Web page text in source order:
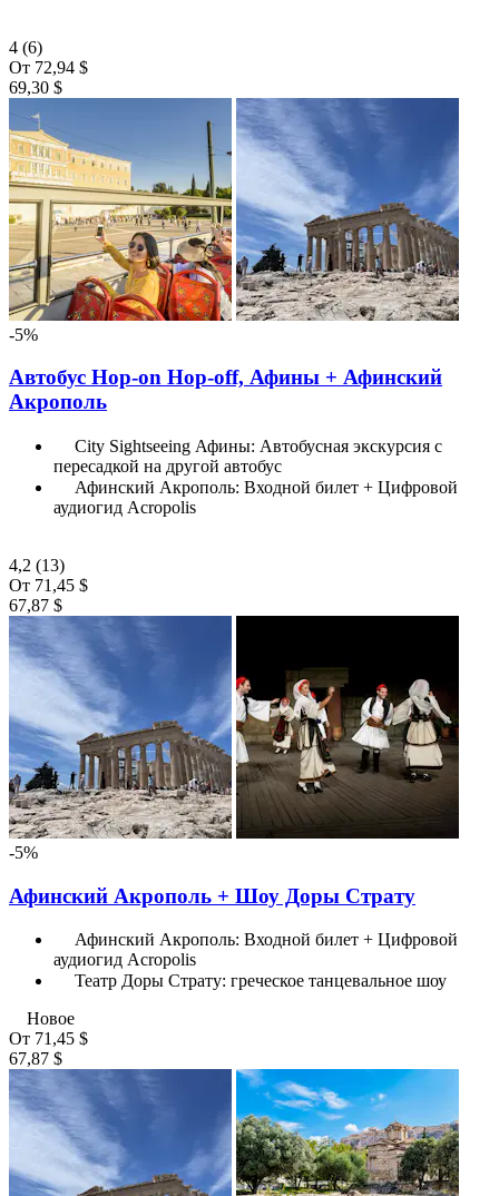
4 (6)
От 72,94 $
69,30 $
-5%
Автобус Hop-on Hop-off, Афины + Афинский
Акрополь
City Sightseeing Афины: Автобусная экскурсия с
пересадкой на другой автобус
Афинский Акрополь: Входной билет + Цифровой
аудиогид Acropolis
4,2 (13)
От 71,45 $
67,87 $
-5%
Афинский Акрополь + Шоу Доры Страту
Афинский Акрополь: Входной билет + Цифровой
аудиогид Acropolis
Театр Доры Страту: греческое танцевальное шоу
Новое
От 71,45 $
67,87 $